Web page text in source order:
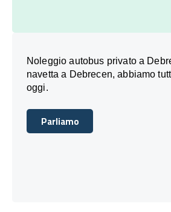
Noleggio autobus privato a
navetta a Debrecen, abbiamo
oggi.
Parliamo
Parliamo